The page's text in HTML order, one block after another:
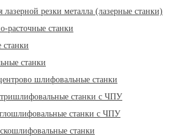
лазерной резки металла (лазерные станки)
расточные станки
станки
станки
шлифовальные станки
станки с ЧПУ
станки с ЧПУ
станки